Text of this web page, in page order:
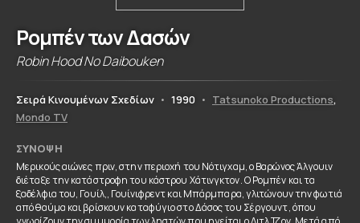
Ρομπέν των Δασών
Robin Hood No Daibouken
Σειρά Κινουμένων Σχεδίων • 1990 • Tatsunoko Productions,
Mondo TV
ΣΎΝΟΨΗ
Μερικούς αιώνες πριν, στην περιοχή του Νότιγχαμ, ο Βαρώνος Άλγουιν
διέταξε την κατάστροφη του κάστρου Χάτινγκτον. Ο Ρομπέν και τα
ξαδέλφια του, Γουίλ,, Γουίνιφρεντ και Μπάρμπαρα, γλιτώνουν την φωτιά
από θαύμα και βρίσκουν καταφύγιο στο Δάσος του Σέργουντ, όπου